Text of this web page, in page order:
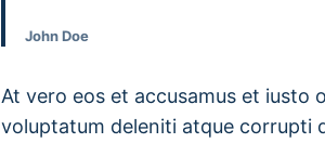
John Doe
At vero eos et accusamus et iusto
voluptatum deleniti atque corrupti